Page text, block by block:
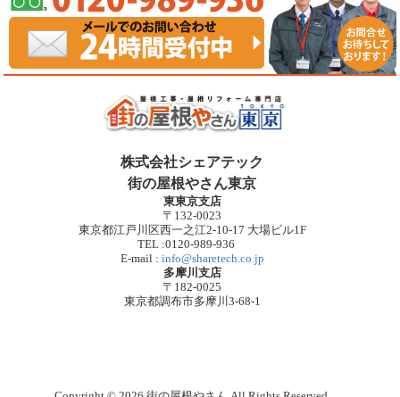
株式会社シェアテック
街の屋根やさん東京
東東京支店
〒132-0023
東京都江戸川区西一之江2-10-17 大場ビル1F
TEL :0120-989-936
E-mail : info@sharetech.co.jp
多摩川支店
〒182-0025
東京都調布市多摩川3-68-1